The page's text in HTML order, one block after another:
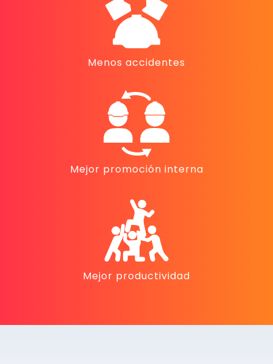
Menos accidentes
Mejor promoción interna
Mejor productividad